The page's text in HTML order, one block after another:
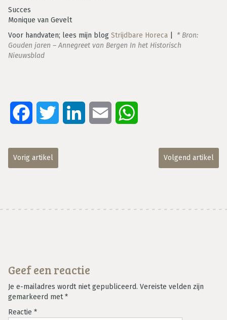
Succes
Monique van Gevelt
Voor handvaten; lees mijn blog Strijdbare Horeca
* Bron:
Gouden jaren – Annegreet van Bergen In het Historisch
Nieuwsblad
FacebookTwitter LinkedIn Email
Vorig artikel Volgend artikel
Geef een reactie
Je e-mailadres wordt niet gepubliceerd. Vereiste velden zijn
gemarkeerd met*
Reactie *